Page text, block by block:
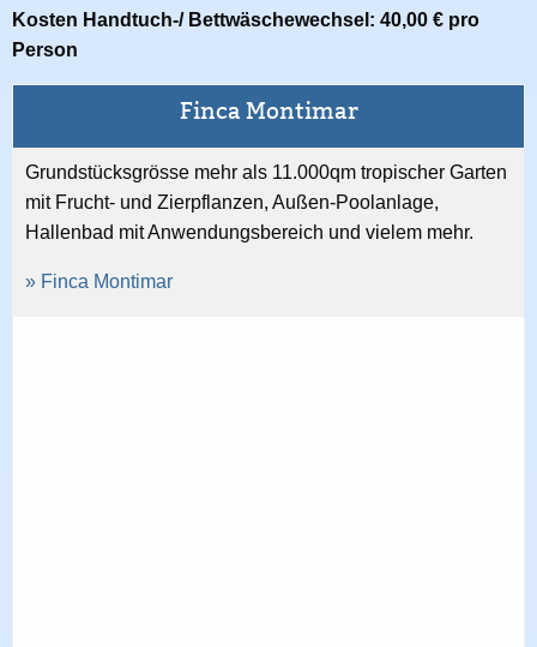
Kosten Handtuch-/ Bettwäschewechsel: 40,00 € pro
Person
Finca Montimar
Grundstücksgrösse mehr als 11.000qm tropischer Garten
mit Frucht- und Zierpflanzen, Außen-Poolanlage,
Hallenbad mit Anwendungsbereich und vielem mehr.
» Finca Montimar